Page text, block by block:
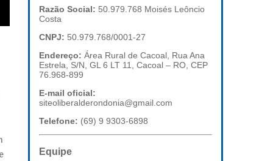
Razão Social: 50.979.768 Moisés Leôncio
Costa
CNPJ: 50.979.768/0001-27
Endereço: Área Rural de Cacoal, Rua Ana
Estrela, S/N, GL 6 LT 11, Cacoal – RO, CEP
76.968-899
E-mail oficial:
siteoliberalderondonia@gmail.com
Telefone: (69) 9 9303-6898
Equipe